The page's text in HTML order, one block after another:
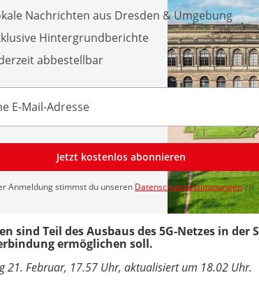
Nachrichten aus Dresden & Umgebung
Hintergrundberichte
abbestellbar
Jetzt kostenlos abonnieren
Anmeldung stimmst du unseren Datenschutzbestimmungenzu.
sind Teil des Ausbaus des 5G-Netzes in
ermöglichen soll.
21. Februar, 17.57 Uhr, aktualisiert um 18.02 Uhr.